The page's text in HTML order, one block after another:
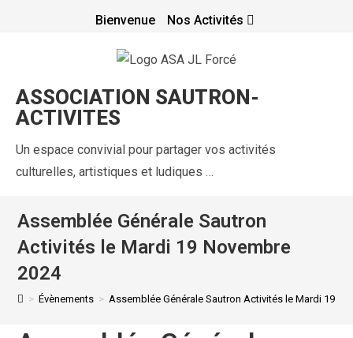
Bienvenue Nos Activités
ASSOCIATION SAUTRON-
ACTIVITES
Un espace convivial pour partager vos activités
culturelles, artistiques et ludiques …
Assemblée Générale Sautron
Activités le Mardi 19 Novembre
2024
> Évènements > Assemblée Générale Sautron Activités le Mardi 19